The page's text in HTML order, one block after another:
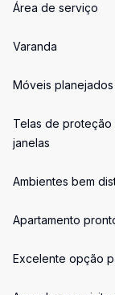
Área de serviço
Varanda
Móveis
Telas de proteção
janelas
Ambientes bem
Apartamento
Excelente opção